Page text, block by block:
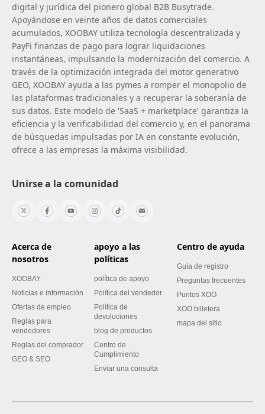
digital y jurídica del pionero global B2B Busytrade.
Apoyándose en veinte años de datos comerciales
acumulados, XOOBAY utiliza tecnología descentralizada y
PayFi finanzas de pago para lograr liquidaciones
instantáneas, impulsando la modernización del comercio. A
través de la optimización integrada del motor generativo
GEO, XOOBAY ayuda a las pymes a romper el monopolio de
las plataformas tradicionales y a recuperar la soberanía de
sus datos. Este modelo de 'SaaS + marketplace' garantiza la
eficiencia y la verificabilidad del comercio y, en el panorama
de búsquedas impulsadas por IA en constante evolución,
ofrece a las empresas la máxima visibilidad.
Unirse a la comunidad
Acerca de
nosotros
XOOBAY
Noticias e información
Ofertas de empleo
Reglas para
vendedores
Reglas del comprador
GEO & SEO
apoyo a las
políticas
política de apoyo
Política del vendedor
Política de
devoluciones
blog de productos
Centro de
Cumplimiento
Enviar una consulta
Centro de ayuda
Guía de registro
Preguntas frecuentes
Puntos XOO
XOO billetera
mapa del sitio